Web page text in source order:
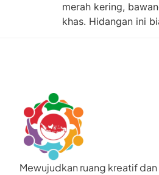
merah kering,
khas. Hidangan ini
Mewujudkan ruang kreatif